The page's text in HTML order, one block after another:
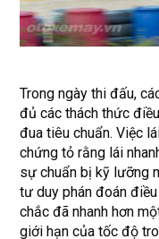
Trong ngày thi đấu,
đủ các thách thức
đua tiêu chuẩn. Việc
chứng tỏ rằng lái
sự chuẩn bị kỹ lưỡng
tư duy phán đoán
chắc đã nhanh hơn
giới hạn của tốc độ